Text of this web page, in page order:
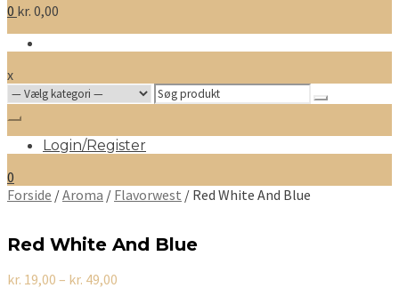
0 kr. 0,00
x
Search
for:
Login/Register
0
Forside /Aroma / Flavorwest / Red White And Blue
Red White And Blue
kr. 19,00 – kr. 49,00